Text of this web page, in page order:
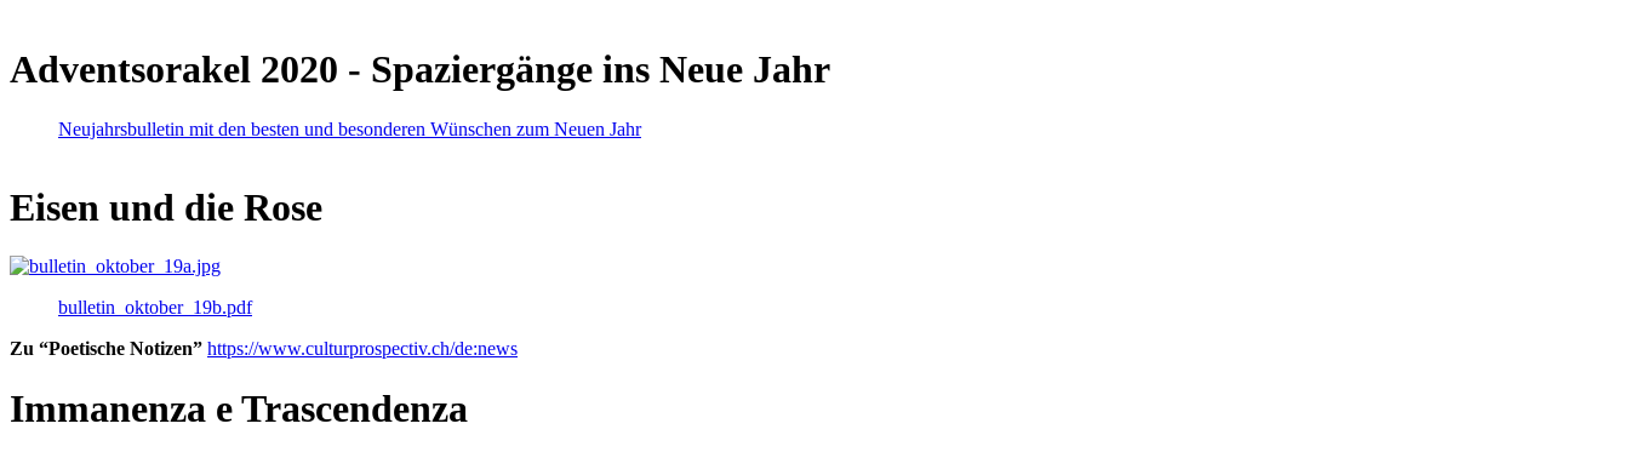
Adventsorakel 2020 - Spaziergänge ins Neue Jahr
Neujahrsbulletin mit den besten und besonderen Wünschen zum Neuen Jahr
Eisen und die Rose
bulletin_oktober_19b.pdf
Zu “Poetische Notizen” https://www.culturprospectiv.ch/de:news
Immanenza e Trascendenza